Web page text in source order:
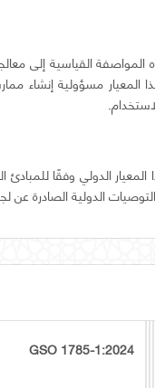
المواصفة القياسية إلى
مسؤولية إنشاء
المعيار الدولي وفقًا
الدولية الصادرة عن
GSO 1785-1:2024